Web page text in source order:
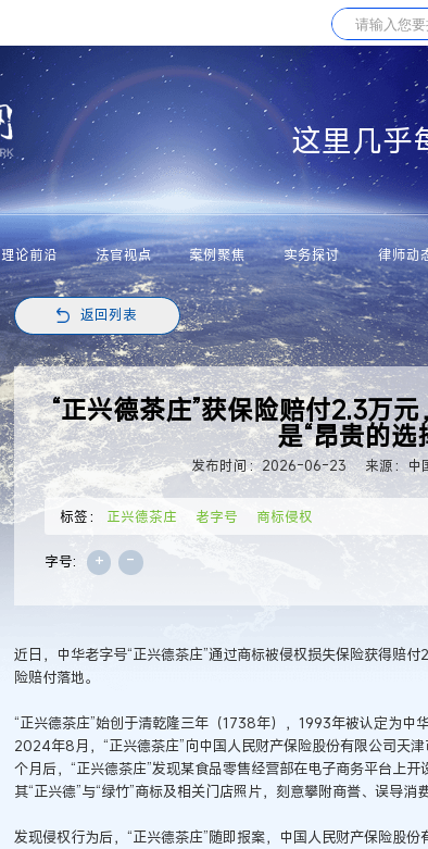
这里几乎
理论前沿 法官视点 案例聚焦 实务探讨 律师动
返回列表
“正兴德茶庄”获保险赔付2.3万
是“昂贵的选
发布时间：2026-06-23 来源：中
标签： 正兴德茶庄 老字号 商标侵权
字号: + -
近日，中华老字号“正兴德茶庄”通过商标被侵权损失保险获得赔
险赔付落地。
“正兴德茶庄”始创于清乾隆三年（1738年），1993年被认定为中
2024年8月，“正兴德茶庄”向中国人民财产保险股份有限公司天
个月后，“正兴德茶庄”发现某食品零售经营部在电子商务平台上
其“正兴德”与“绿竹”商标及相关门店照片，刻意攀附商誉、误导消
发现侵权行为后，“正兴德茶庄”随即报案，中国人民财产保险股